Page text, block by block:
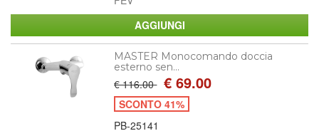
MASTER Monocomando doccia
esterno sen...
€ 116.00 € 69.00
SCONTO 41%
PB-25141